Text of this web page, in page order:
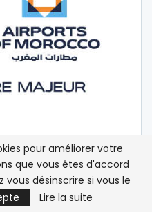
pour améliorer votre
que vous êtes d'accord
désinscrire si vous le
Lire la suite